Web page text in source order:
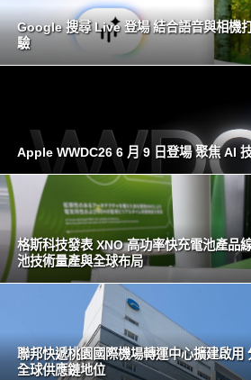
Google 搜尋 Live 登場 結合語音與相機
驗
Apple WWDC26 6 月 9 日登場 聚焦 AI
格斯科技發表 XNO 高功率快充電池產品
池技術量產與全球布局
聯邦快遞桃園國際機場轉運中心擴建啟用
全球供應鏈地位